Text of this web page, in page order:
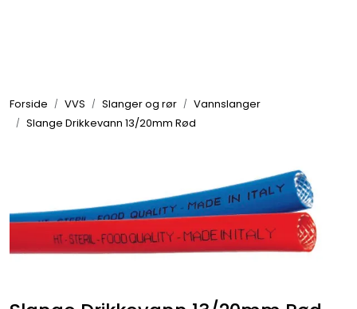
Forside VVS Slanger og rør
Vannslanger
Slange Drikkevann 13/20mm Rød
Elektrisk
Komfort